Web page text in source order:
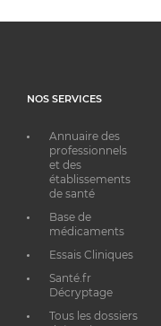
NOS SERVICES
Annuaire des
professionnels
et des
établissements
de santé
Base de
médicaments
Essais Cliniques
Santé.fr
Décryptage
Tous les dossiers